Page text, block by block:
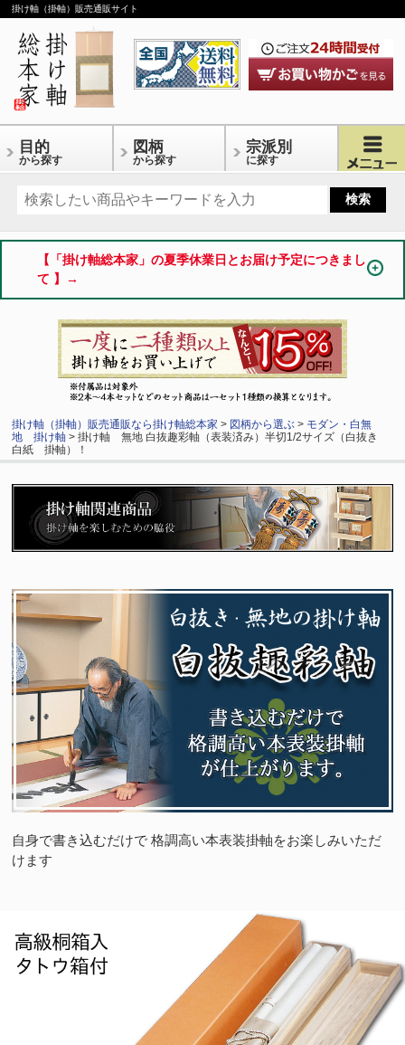
掛け軸（掛軸）販売通販サイト
目的
から探す
図柄
から探す
宗派別
に探す
【「掛け軸総本家」の夏季休業日とお届け予定につきまし
て 】→
掛け軸（掛軸）販売通販なら掛け軸総本家 > 図柄から選ぶ > モダン・白無
地 掛け軸 > 掛け軸 無地 白抜趣彩軸（表装済み）半切1/2サイズ（白抜き
白紙 掛軸）！
自身で書き込むだけで 格調高い本表装掛軸をお楽しみいただ
けます